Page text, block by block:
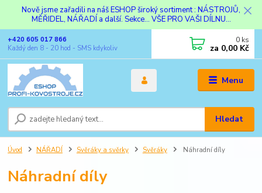
Nově jsme zařadili na náš ESHOP široký sortiment : NÁSTROJŮ,
MĚŘIDEL, NÁŘADÍ a další. Sekce... VŠE PRO VAŠI DÍLNU...
Menu
Hledat
+420 605 017 866
Každý den 8 - 20 hod - SMS kdykoliv
0 ks
za 0,00 Kč
Úvod NÁŘADÍ Svěráky a svěrky Svěráky Náhradní díly
Náhradní díly